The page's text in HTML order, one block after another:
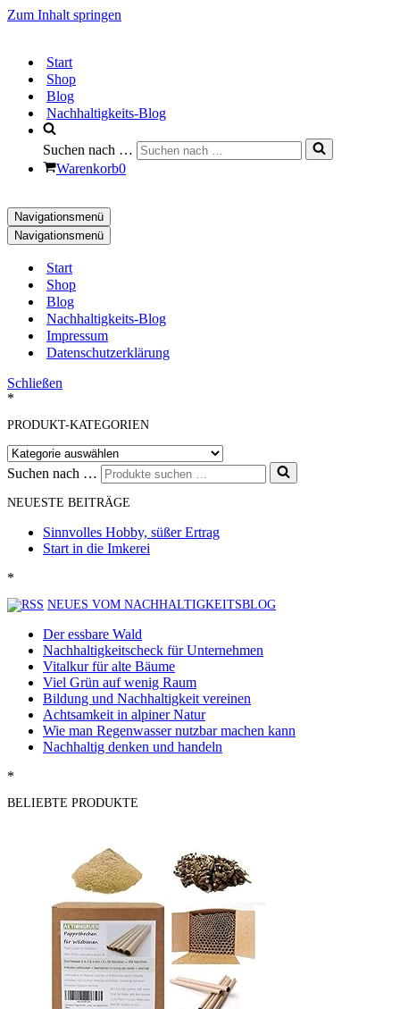
Zum Inhalt springen
Start
Shop
Blog
Nachhaltigkeits-Blog
Suchen nach …
Warenkorb0
Navigationsmenü
Navigationsmenü
Start
Shop
Blog
Nachhaltigkeits-Blog
Impressum
Datenschutzerklärung
Schließen
*
PRODUKT-KATEGORIEN
Suchen nach …
NEUESTE BEITRÄGE
Sinnvolles Hobby, süßer Ertrag
Start in die Imkerei
*
NEUES VOM NACHHALTIGKEITSBLOG
Der essbare Wald
Nachhaltigkeitscheck für Unternehmen
Vitalkur für alte Bäume
Viel Grün auf wenig Raum
Bildung und Nachhaltigkeit vereinen
Achtsamkeit in alpiner Natur
Wie man Regenwasser nutzbar machen kann
Nachhaltig denken und handeln
*
BELIEBTE PRODUKTE